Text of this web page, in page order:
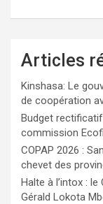
Articles
Kinshasa: Le
de coopération
Budget
commission
COPAP 2026 :
chevet des
Halte à l’intox :
Gérald Lokota